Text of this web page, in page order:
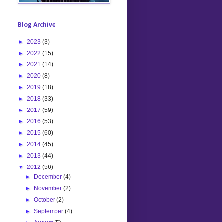
Blog Archive
► 2023 (3)
► 2022 (15)
► 2021 (14)
► 2020 (8)
► 2019 (18)
► 2018 (33)
► 2017 (59)
► 2016 (53)
► 2015 (60)
► 2014 (45)
► 2013 (44)
▼ 2012 (56)
► December(4)
► November(2)
►October(2)
►September(4)